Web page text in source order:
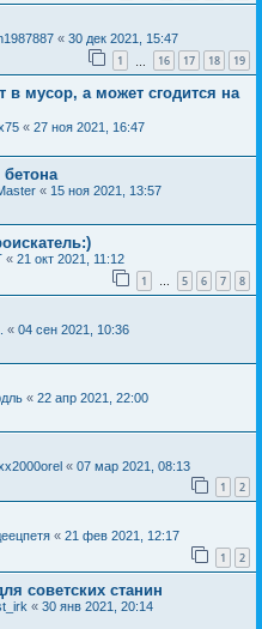
« 30 дек 2021, 15:47
1 16 17 18 19
в мусор, а может сгодится на
« 27 ноя 2021, 16:47
« 15 ноя 2021, 13:57
« 21 окт 2021, 11:12
1 … 5 6 7 8
« 04 сен 2021, 10:36
« 22 апр 2021, 22:00
« 07 мар 2021, 08:13
1 2
« 21 фев 2021, 12:17
1 2
советских станин
« 30 янв 2021, 20:14